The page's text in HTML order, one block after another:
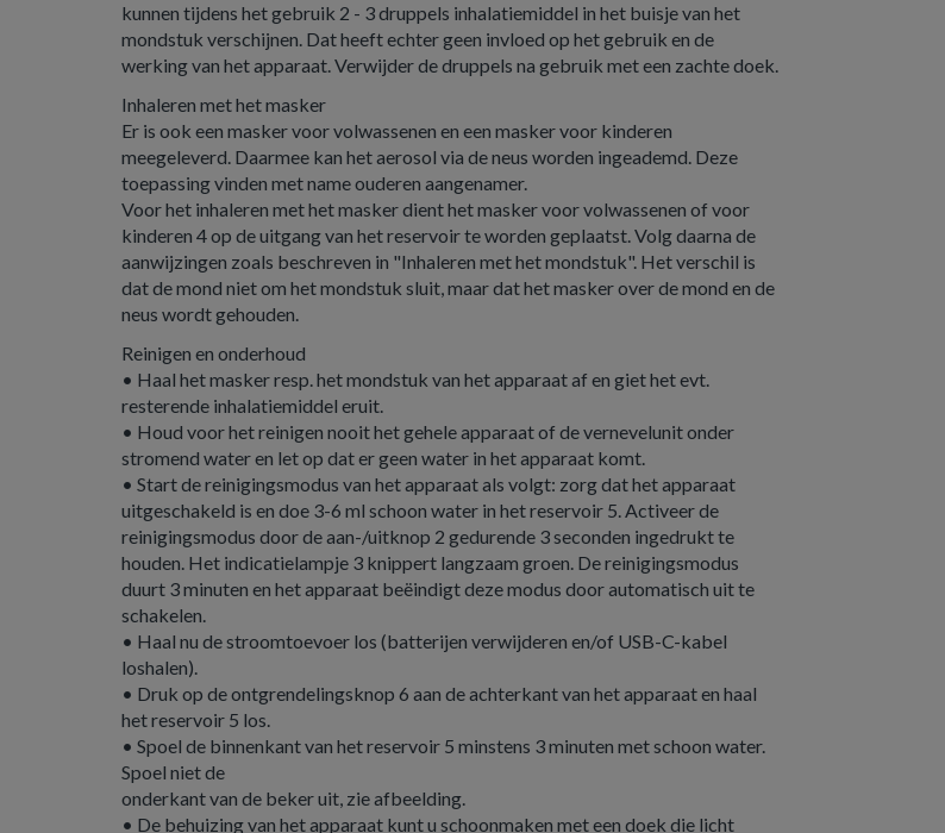
kunnen tijdens het gebruik 2 - 3 druppels inhalatiemiddel in het buisje van het
mondstuk verschijnen. Dat heeft echter geen invloed op het gebruik en de
werking van het apparaat. Verwijder de druppels na gebruik met een zachte doek.
Inhaleren met het masker
Er is ook een masker voor volwassenen en een masker voor kinderen
meegeleverd. Daarmee kan het aerosol via de neus worden ingeademd. Deze
toepassing vinden met name ouderen aangenamer.
Voor het inhaleren met het masker dient het masker voor volwassenen of voor
kinderen 4 op de uitgang van het reservoir te worden geplaatst. Volg daarna de
aanwijzingen zoals beschreven in "Inhaleren met het mondstuk". Het verschil is
dat de mond niet om het mondstuk sluit, maar dat het masker over de mond en de
neus wordt gehouden.
Reinigen en onderhoud
• Haal het masker resp. het mondstuk van het apparaat af en giet het evt.
resterende inhalatiemiddel eruit.
• Houd voor het reinigen nooit het gehele apparaat of de vernevelunit onder
stromend water en let op dat er geen water in het apparaat komt.
• Start de reinigingsmodus van het apparaat als volgt: zorg dat het apparaat
uitgeschakeld is en doe 3-6 ml schoon water in het reservoir 5. Activeer de
reinigingsmodus door de aan-/uitknop 2 gedurende 3 seconden ingedrukt te
houden. Het indicatielampje 3 knippert langzaam groen. De reinigingsmodus
duurt 3 minuten en het apparaat beëindigt deze modus door automatisch uit te
schakelen.
• Haal nu de stroomtoevoer los (batterijen verwijderen en/of USB-C-kabel
loshalen).
• Druk op de ontgrendelingsknop 6 aan de achterkant van het apparaat en haal
het reservoir 5 los.
• Spoel de binnenkant van het reservoir 5 minstens 3 minuten met schoon water.
Spoel niet de
onderkant van de beker uit, zie afbeelding.
• De behuizing van het apparaat kunt u schoonmaken met een doek die licht